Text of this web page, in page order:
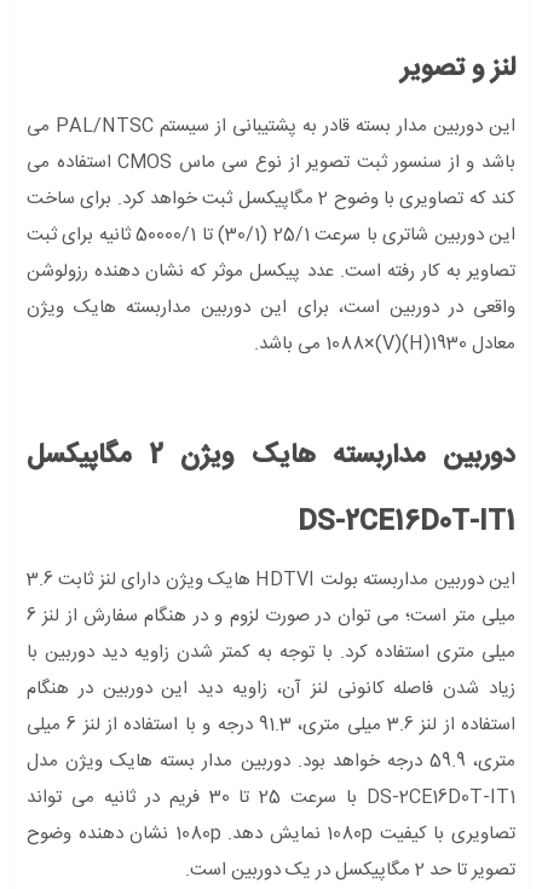
لنز و تصویر
این دوربین مدار بسته قادر به پشتیبانی از سیستم PAL/NTSC می
باشد و از سنسور ثبت تصویر از نوع سی ماس CMOS استفاده می
کند که تصاویری با وضوح 2 مگاپیکسل ثبت خواهد کرد. برای ساخت
این دوربین شاتری با سرعت 25/1 (30/1) تا 50000/1 ثانیه برای ثبت
تصاویر به کار رفته است. عدد پیکسل موثر که نشان دهنده رزولوشن
واقعی در دوربین است، برای این دوربین مداربسته هایک ویژن
معادل 1930(H)1088×(V) می باشد.
دوربین مداربسته هایک ویژن 2 مگاپیکسل
DS-2CE16D0T-IT1
این دوربین مداربسته بولت HDTVI هایک ویژن دارای لنز ثابت 3.6
میلی متر است؛ می توان در صورت لزوم و در هنگام سفارش از لنز 6
میلی متری استفاده کرد. با توجه به کمتر شدن زاویه دید دوربین با
زیاد شدن فاصله کانونی لنز آن، زاویه دید این دوربین در هنگام
استفاده از لنز 3.6 میلی متری، 91.3 درجه و با استفاده از لنز 6 میلی
متری، 59.9 درجه خواهد بود. دوربین مدار بسته هایک ویژن مدل
DS-2CE16D0T-IT1 با سرعت 25 تا 30 فریم در ثانیه می تواند
تصاویری با کیفیت 1080p نمایش دهد. 1080p نشان دهنده وضوح
تصویر تا حد 2 مگاپیکسل در یک دوربین است.